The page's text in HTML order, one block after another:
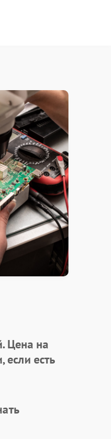
Цена на
если есть